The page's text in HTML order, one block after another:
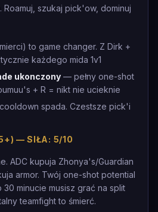
szukaj pick'ow, dominuj
to game changer. Z Dirk +
każdego mida 1v1
ukonczony — pełny one-shot
+ R = nikt nie ucieknie
spada. Czestsze pick'i
— SIŁA: 5/10
ADC kupuja Zhonya's/Guardian
armor. Twój one-shot potential
minucie musisz grać na split
teamfight to śmierć.